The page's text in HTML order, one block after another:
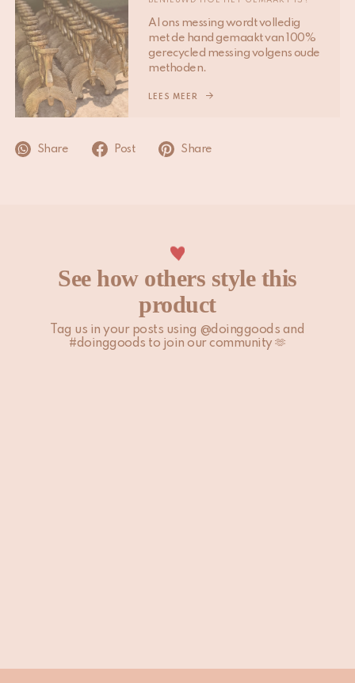
bestellingen de volgende werkdag verwerkt. Feestdagen en
andere piekmomenten kunnen bovengenoemde tijdslijnen
beïnvloeden.
Houd er rekening mee dat niet-EU-klanten zelf
verantwoordelijk zijn voor eventuele invoerrechten, lokale
belastingen en toeslagen.
Bekijk onze Verzenden & Bezorgenpagina voor meer
Al ons messing wordt volledig
met de hand gemaakt van 100%
gerecycled messing volgens oude
methoden.
LEES MEER
Share Post Share
See how others style this
product
Tag us in your posts using @doinggoods and
#doinggoods to join our community 🫶